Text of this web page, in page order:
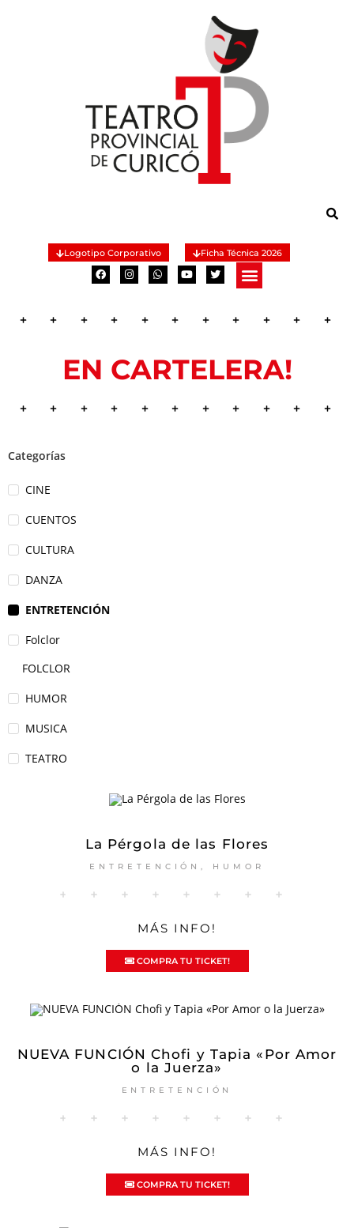
Logotipo Corporativo Ficha Técnica 2026
EN CARTELERA!
Categorías
CINE
CUENTOS
CULTURA
DANZA
ENTRETENCIÓN
Folclor
FOLCLOR
HUMOR
MUSICA
TEATRO
La Pérgola de las Flores
ENTRETENCIÓN, HUMOR
MÁS INFO!
COMPRA TU TICKET!
NUEVA FUNCIÓN Chofi y Tapia «Por Amor
o la Juerza»
ENTRETENCIÓN
MÁS INFO!
COMPRA TU TICKET!